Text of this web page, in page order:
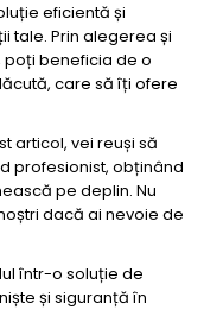
eficientă și
tale. Prin alegerea și
beneficia de o
care să îți ofere
articol, vei reuși să
profesionist, obținând
pe deplin. Nu
dacă ai nevoie de
într-o soluție de
și siguranță în